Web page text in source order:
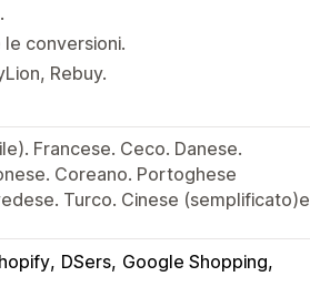
conversioni.
Rebuy.
Francese. Ceco. Danese.
Coreano. Portoghese
Turco. Cinese (semplificato)e
DSers Google Shopping